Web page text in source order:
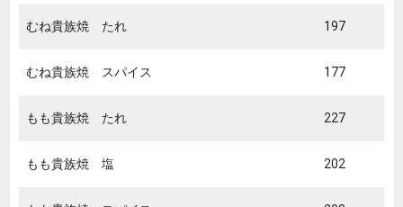
むね貴族焼 たれ 197
むね貴族焼 スパイス 177
もも貴族焼 たれ 227
もも貴族焼 塩 202